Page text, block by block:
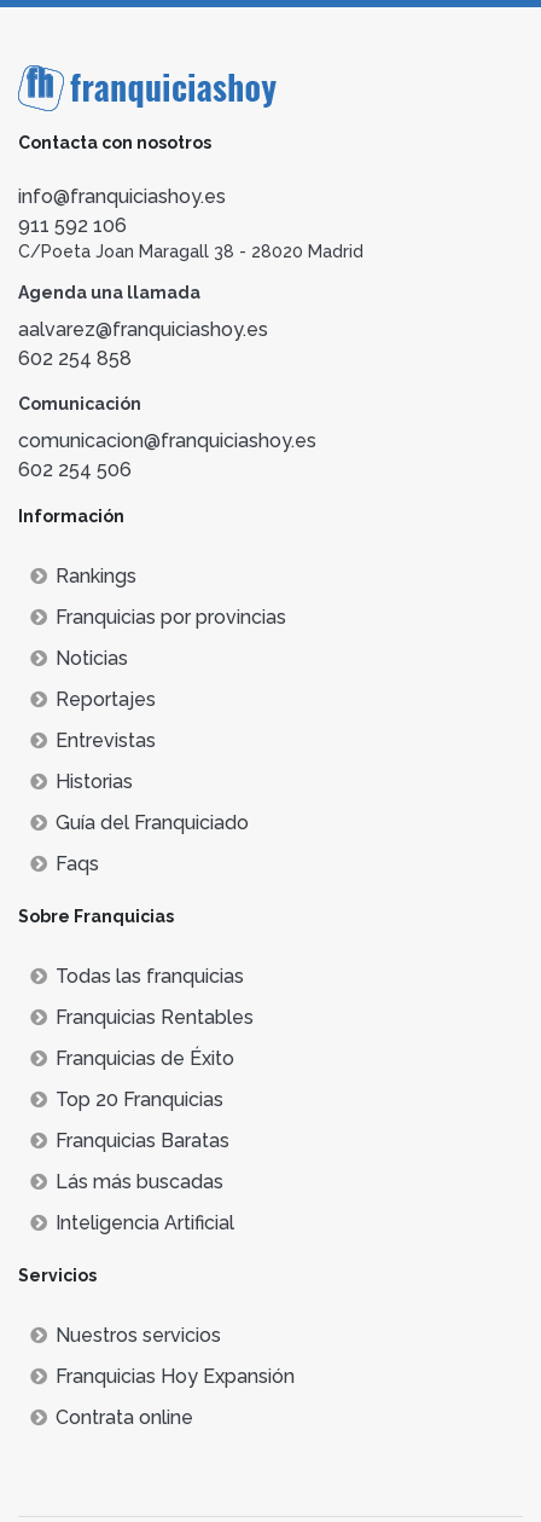
Contacta con nosotros
info@franquiciashoy.es
911 592 106
C/Poeta Joan Maragall 38 - 28020 Madrid
Agenda una llamada
aalvarez@franquiciashoy.es
602 254 858
Comunicación
comunicacion@franquiciashoy.es
602 254 506
Información
Rankings
Franquicias por provincias
Noticias
Reportajes
Entrevistas
Historias
Guía del Franquiciado
Faqs
Sobre Franquicias
Todas las franquicias
Franquicias Rentables
Franquicias de Éxito
Top 20 Franquicias
Franquicias Baratas
Lás más buscadas
Inteligencia Artificial
Servicios
Nuestros servicios
Franquicias Hoy Expansión
Contrata online